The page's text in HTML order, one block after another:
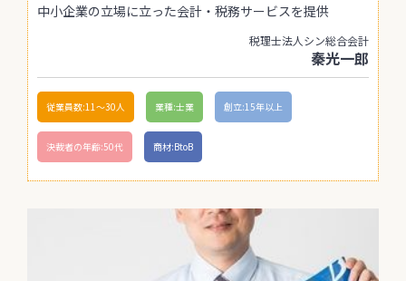
中小企業の立場に立った会計・税務サービスを提供
税理士法人シン総合会計
秦光一郎
従業員数:11〜30人 業種:士業 創立:15年以上
決裁者の年齢:50代 商材:BtoB